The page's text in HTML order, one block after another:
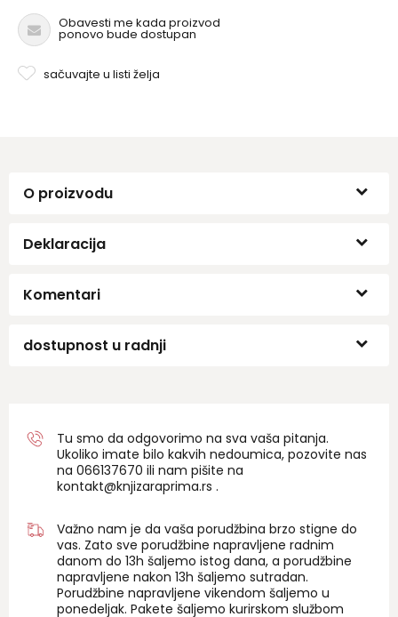
Obavesti me kada proizvod
ponovo bude dostupan
sačuvajte u listi želja
O proizvodu
Deklaracija
Komentari
dostupnost u radnji
Tu smo da odgovorimo na sva vaša pitanja.
Ukoliko imate bilo kakvih nedoumica, pozovite nas
na 066137670 ili nam pišite na
kontakt@knjizaraprima.rs .
Važno nam je da vaša porudžbina brzo stigne do
vas. Zato sve porudžbine napravljene radnim
danom do 13h šaljemo istog dana, a porudžbine
napravljene nakon 13h šaljemo sutradan.
Porudžbine napravljene vikendom šaljemo u
ponedeljak. Pakete šaljemo kurirskom službom